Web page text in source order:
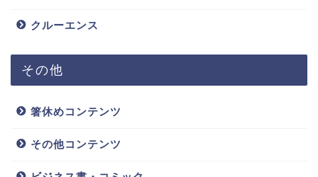
クルーエンス
その他
箸休めコンテンツ
その他コンテンツ